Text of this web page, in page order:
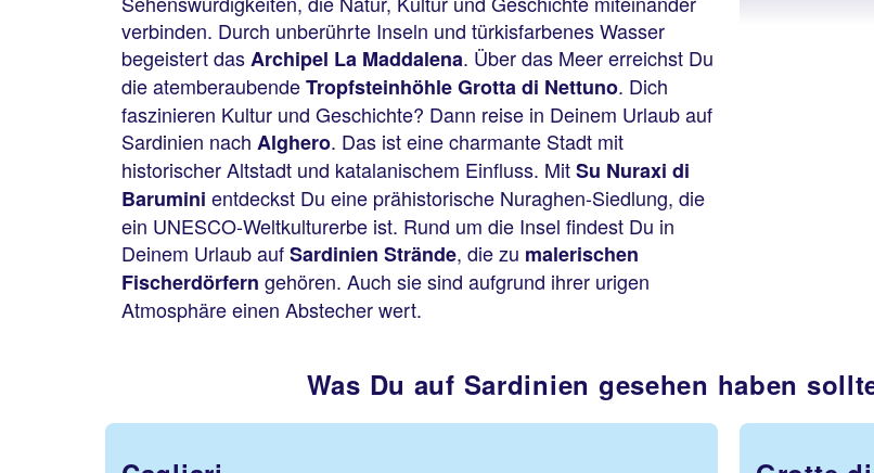
verbinden. Durch unberührte Inseln und türkisfarbenes Wasser
begeistert dasArchipel La Maddalena. Über das Meer erreichst Du
die atemberaubendeTropfsteinhöhle Grotta di Nettuno. Dich
faszinieren Kultur und Geschichte? Dann reise in Deinem Urlaub auf
Sardinien nach Alghero. Das ist eine charmante Stadt mit
historischer Altstadt und katalanischem Einfluss. MitSu Nuraxi di
Barumini entdeckst Du eine prähistorische Nuraghen-Siedlung, die
ein UNESCO-Weltkulturerbe ist. Rund um die Insel findest Du in
Deinem Urlaub aufSardinien Strände, die zu malerischen
Fischerdörfern gehören. Auch sie sind aufgrund ihrer urigen
Atmosphäre einen Abstecher wert.
Was Du auf Sardinien gesehen haben